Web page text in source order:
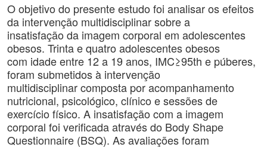
O objetivo do presente estudo foi analisar os efeitos
da intervenção multidisciplinar sobre a
insatisfação da imagem corporal em adolescentes
obesos. Trinta e quatro adolescentes obesos
com idade entre 12 a 19 anos, IMC≥95th e púberes,
foram submetidos à intervenção
multidisciplinar composta por acompanhamento
nutricional, psicológico, clínico e sessões de
exercício físico. A insatisfação com a imagem
corporal foi verificada através do Body Shape
Questionnaire (BSQ). As avaliações foram